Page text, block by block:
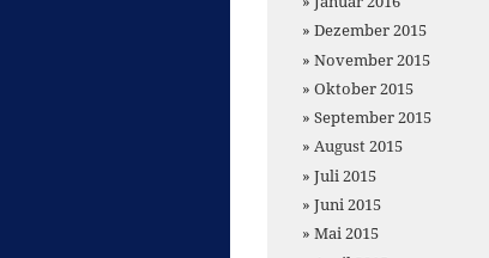
Dezember 2015
November 2015
Oktober 2015
September 2015
August 2015
Juli 2015
Juni 2015
Mai 2015